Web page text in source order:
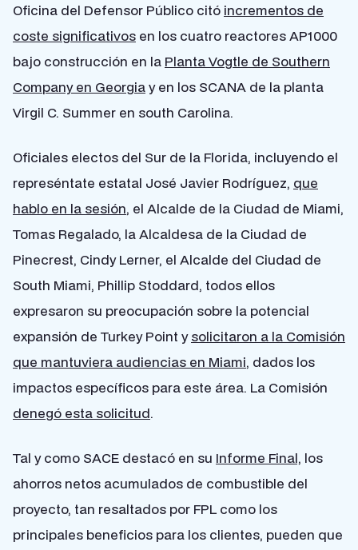
Oficina del Defensor Público citó incrementos de
coste significativos en los cuatro reactores AP1000
bajo construcción en la Planta Vogtle de Southern
Company en Georgiay en los SCANA de la planta
Virgil C. Summer en south Carolina.
Oficiales electos del Sur de la Florida, incluyendo el
represéntate estatal José Javier Rodríguez, que
hablo en la sesión, el Alcalde de la Ciudad de Miami,
Tomas Regalado, la Alcaldesa de la Ciudad de
Pinecrest, Cindy Lerner, el Alcalde del Ciudad de
South Miami, Phillip Stoddard, todos ellos
expresaron su preocupación sobre la potencial
expansión de Turkey Point ysolicitaron a la Comisión
que mantuviera audiencias en Miami, dados los
impactos específicos para este área. La Comisión
denegó esta solicitud.
Tal y como SACE destacó en su Informe Final, los
ahorros netos acumulados de combustible del
proyecto, tan resaltados por FPL como los
principales beneficios para los clientes, pueden que